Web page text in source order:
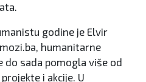
godine je Elvir
humanitarne
do sada pomogla više od
i akcije. U